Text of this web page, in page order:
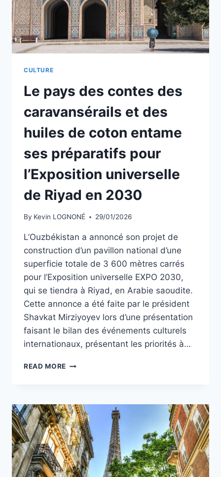
INSCRIT
SUR
LA
TOUR
EIFFEL
CULTURE
Le pays des contes des
caravansérails et des
huiles de coton entame
ses préparatifs pour
l’Exposition universelle
de Riyad en 2030
By Kevin LOGNONÉ 29/01/2026
L’Ouzbékistan a annoncé son projet de
construction d’un pavillon national d’une
superficie totale de 3 600 mètres carrés
pour l’Exposition universelle EXPO 2030,
qui se tiendra à Riyad, en Arabie saoudite.
Cette annonce a été faite par le président
Shavkat Mirziyoyev lors d’une présentation
faisant le bilan des événements culturels
internationaux, présentant les priorités à…
READ MORE LE
DES
CARAVANSÉRAILS
ET
DES
HUILES
DE
COTON